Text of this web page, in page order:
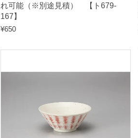
れ可能（※別途見積） 【ト679-
167】
¥650